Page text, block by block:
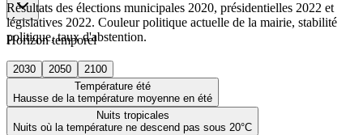
Horizon temporel
2030 2050
2100
Température été
Hausse de la température moyenne en été
Nuits tropicales
Nuits où la température ne descend pas sous 20°C
Résultats des élections municipales 2020, présidentielles 2022 et
législatives 2022. Couleur politique actuelle de la mairie, stabilité
politique, taux d'abstention.